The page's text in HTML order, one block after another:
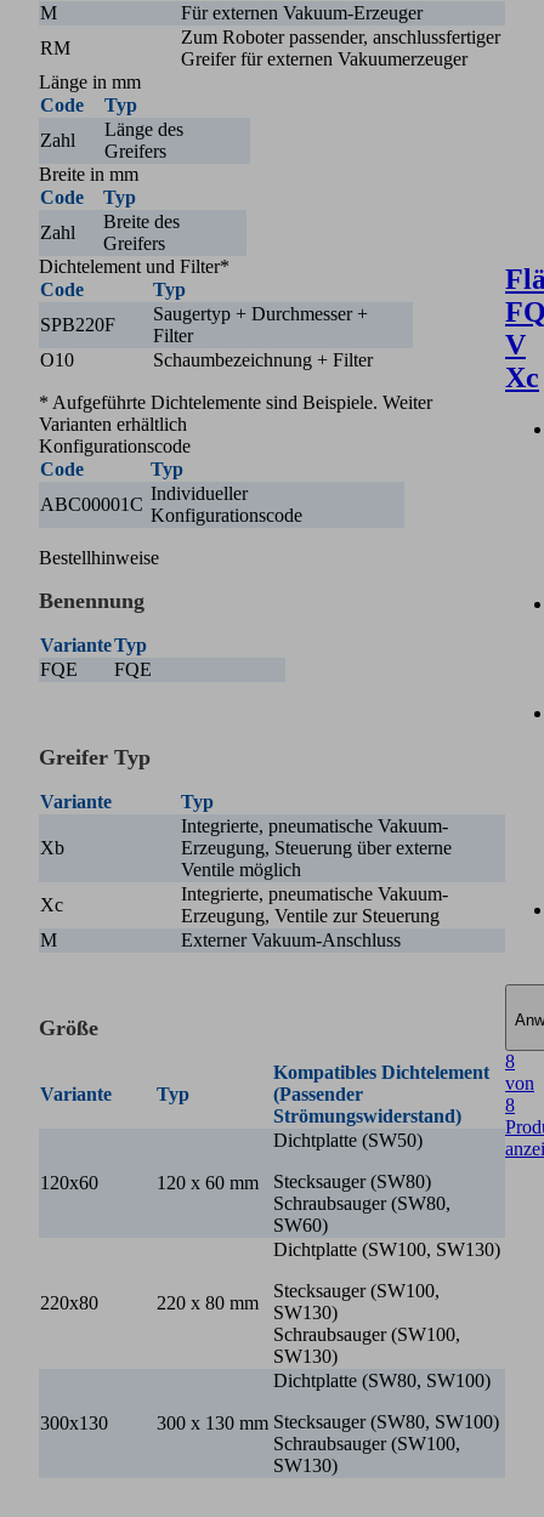
M
Für externen Vakuum-Erzeuger
RM
Zum Roboter passender, anschlussfertiger
Greifer für externen Vakuumerzeuger
Länge in mm
Code
Typ
Zahl
Länge des
Greifers
Breite in mm
Code
Typ
Zahl
Breite des
Greifers
Dichtelement und Filter*
Code
Typ
SPB220F
Saugertyp + Durchmesser +
Filter
O10
Schaumbezeichnung + Filter
* Aufgeführte Dichtelemente sind Beispiele. Weiter
Varianten erhältlich
Konfigurationscode
Code
Typ
ABC00001C
Individueller
Konfigurationscode
Bestellhinweise
Benennung
VarianteTyp
FQE
FQE
Greifer Typ
Variante Typ
Xb
Integrierte, pneumatische Vakuum-
Erzeugung, Steuerung über externe
Ventile möglich
Xc
Integrierte, pneumatische Vakuum-
Erzeugung, Ventile zur Steuerung
M
Externer Vakuum-Anschluss
Größe
Variante Typ
Kompatibles Dichtelement
(Passender
Strömungswiderstand)
120x60 120 x 60 mm
Dichtplatte (SW50)
Stecksauger (SW80)
Schraubsauger (SW80,
SW60)
220x80 220 x 80 mm
Dichtplatte (SW100, SW130)
Stecksauger (SW100,
SW130)
Schraubsauger (SW100,
SW130)
300x130 300 x 130 mm
Dichtplatte (SW80, SW100)
Stecksauger (SW80, SW100)
Schraubsauger (SW100,
SW130)
V
Xc
8
von
8